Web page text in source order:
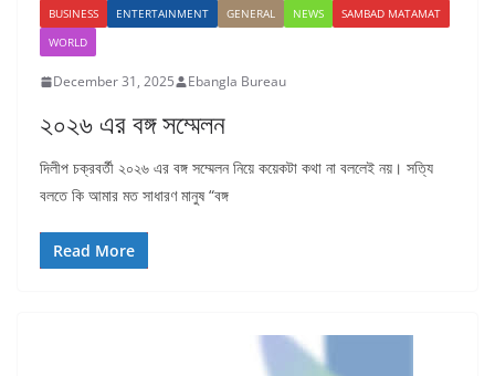
BUSINESS ENTERTAINMENT GENERAL NEWS
SAMBAD MATAMAT
WORLD
December 31, 2025 Ebangla Bureau
২০২৬ এর বঙ্গ সম্মেলন
দিলীপ চক্রবর্তী ২০২৬ এর বঙ্গ সম্মেলন নিয়ে কয়েকটা কথা না বললেই নয়। সত্যি
বলতে কি আমার মত সাধারণ মানুষ “বঙ্গ
Read More